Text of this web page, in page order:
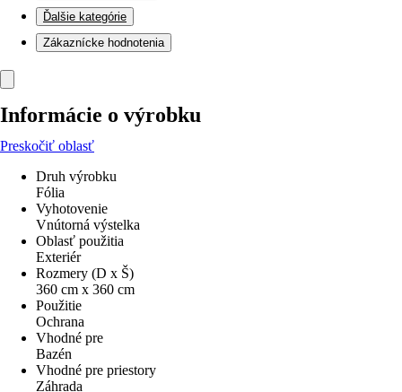
Ďalšie kategórie
Zákaznícke hodnotenia
Informácie o výrobku
Preskočiť oblasť
Druh výrobku
Fólia
Vyhotovenie
Vnútorná výstelka
Oblasť použitia
Exteriér
Rozmery (D x Š)
360 cm x 360 cm
Použitie
Ochrana
Vhodné pre
Bazén
Vhodné pre priestory
Záhrada